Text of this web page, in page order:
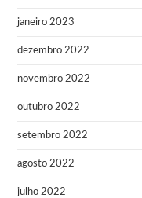
janeiro 2023
dezembro 2022
novembro 2022
outubro 2022
setembro 2022
agosto 2022
julho 2022